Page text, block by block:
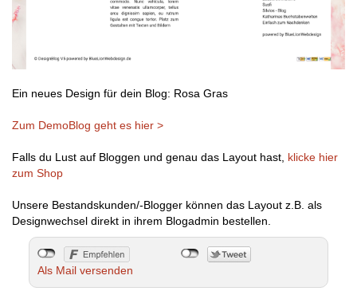
Ein neues Design für dein Blog: Rosa Gras
Zum DemoBlog geht es hier >
Falls du Lust auf Bloggen und genau das Layout hast, klicke hier
zum Shop
Unsere Bestandskunden/-Blogger können das Layout z.B. als
Designwechsel direkt in ihrem Blogadmin bestellen.
Als Mail versenden